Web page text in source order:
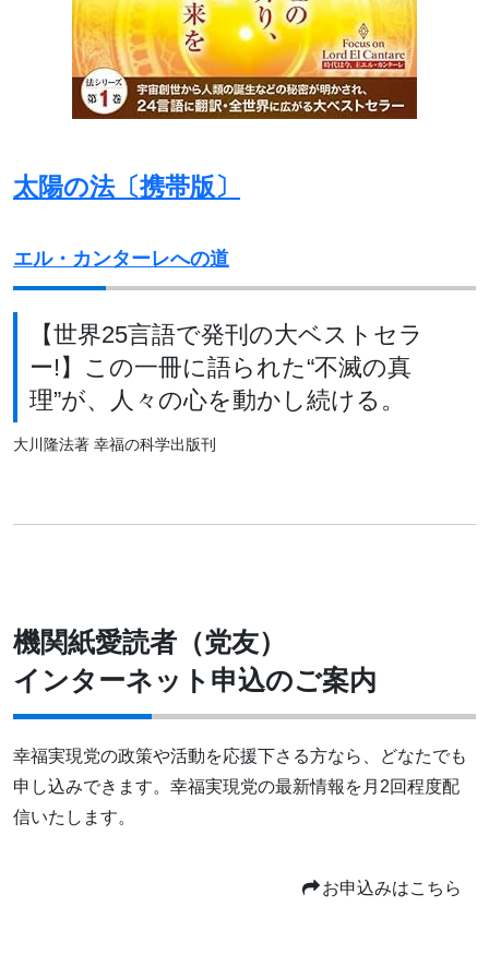
太陽の法〔携帯版〕
エル・カンターレへの道
【世界25言語で発刊の大ベストセラ
ー!】この一冊に語られた“不滅の真
理”が、人々の心を動かし続ける。
大川隆法著 幸福の科学出版刊
機関紙愛読者（党友）
インターネット申込のご案内
幸福実現党の政策や活動を応援下さる方なら、どなたでも
申し込みできます。幸福実現党の最新情報を月2回程度配
信いたします。
お申込みはこちら